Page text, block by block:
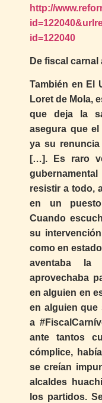
http://
id=122040
De fiscal
También en El
Loret de Mola,
que deja la
asegura que
ya su
[…]. Es raro
resistir a todo,
en un
Cuando
su
como en
aventaba
aprovechaba
en alguien en
en alguien que
a
ante tantos
cómplice,
se creían
alcaldes
los partidos.